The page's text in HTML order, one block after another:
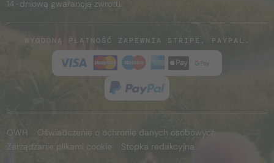
14-dniową gwarancją zwrotu.
WYGODNĄ PŁATNOŚĆ ZAPEWNIA STRIPE, PAYPAL.
OWH
Oświadczenie o ochronie danych osobowych
Zarządzanie plikami cookie
Stopka redakcyjna